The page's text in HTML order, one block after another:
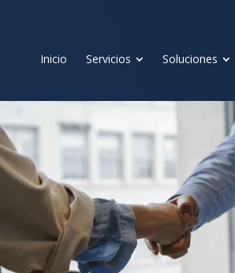
Inicio Servicios Soluciones